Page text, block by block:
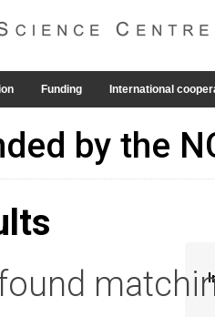
Funding International
by the